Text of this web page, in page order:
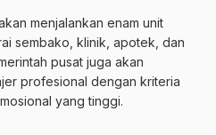
menjalankan enam unit
sembako, klinik, apotek, dan
pusat juga akan
profesional dengan kriteria
yang tinggi.